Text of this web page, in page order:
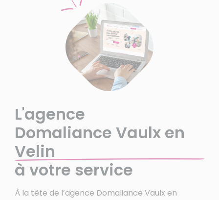
L'agence
Domaliance Vaulx en
Velin
à votre service
À la tête de l’agence Domaliance Vaulx en